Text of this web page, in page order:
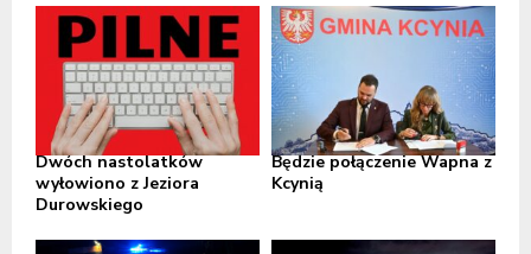
Dwóch nastolatków
wyłowiono z Jeziora
Durowskiego
Będzie połączenie Wapna z
Kcynią